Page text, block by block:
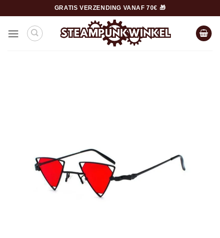
naar
inhoud
GRATIS VERZENDING VANAF 70€ 🎁